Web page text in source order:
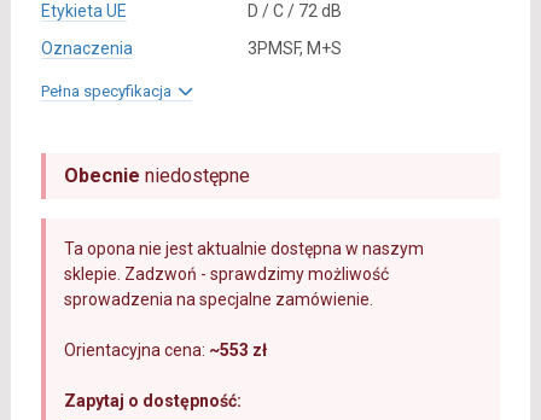
Etykieta UE
D / C / 72 dB
Oznaczenia
3PMSF, M+S
Pełna specyfikacja
Obecnie niedostępne
Ta opona nie jest aktualnie dostępna w naszym
sklepie. Zadzwoń - sprawdzimy możliwość
sprowadzenia na specjalne zamówienie.
Orientacyjna cena: ~553 zł
Zapytaj o dostępność: